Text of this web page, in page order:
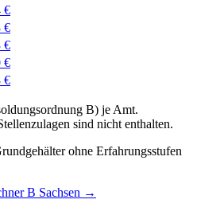
€
€
€
€
€
B) je Amt.
sind nicht enthalten.
ohne Erfahrungsstufen
B Sachsen →